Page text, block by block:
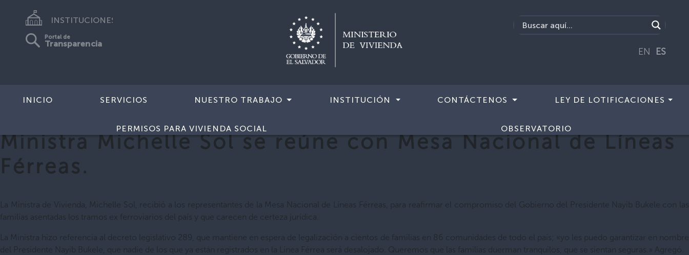
INSTITUCIONES
Portal de
Transparencia
EN ES
INICIO SERVICIOS NUESTRO TRABAJO INSTITUCIÓN CONTÁCTENOS LEY DE LOTIFICACIONES
PERMISOS PARA VIVIENDA SOCIAL OBSERVATORIO
Ministra Michelle Sol se reúne con Mesa Nacional de Líneas
Férreas.
La Ministra de Vivienda, Michelle Sol, recibió a los representantes de la Mesa Nacional de Líneas Férreas, para reafirmar el compromiso del Gobierno del Presidente Nayib Bukele con las
familias asentadas los tramos ex ferroviarios del país y que carecen de certeza jurídica.
La Ministra hizo referencia al decreto legislativo 289, que mantiene en espera de legalización a cientos de familias en 86 comunidades de todo el país; «yo les puedo garantizar en nombre
del Presidente Nayib Bukele, que nadie de los que ya están registrados en la Línea Férrea será desalojado. Queremos que las familias duerman tranquilos, que se sientan seguras.» Agregó.